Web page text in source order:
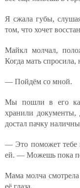
Я сжала губы,
том, что хочет
Майкл молчал,
Когда мать
— Пойдём со мной.
Мы пошли в его
хранили документы,
достал пачку
— Это поможет тебе
ей. — Можешь пока
Мама молча
её глаза.